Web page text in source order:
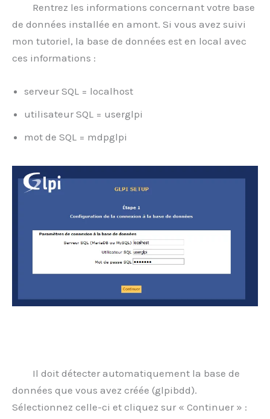
Rentrez les informations concernant votre base
de données installée en amont. Si vous avez suivi
mon tutoriel, la base de données est en local avec
ces informations :
serveur SQL = localhost
utilisateur SQL = userglpi
mot de SQL = mdpglpi
Il doit détecter automatiquement la base de
données que vous avez créée (glpibdd).
Sélectionnez celle-ci et cliquez sur « Continuer » :